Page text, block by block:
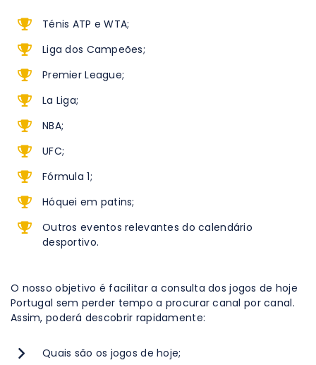
Ténis ATP e WTA;
Liga dos Campeões;
Premier League;
La Liga;
NBA;
UFC;
Fórmula 1;
Hóquei em patins;
Outros eventos relevantes do calendário
desportivo.
O nosso objetivo é facilitar a consulta dos jogos de hoje
Portugal sem perder tempo a procurar canal por canal.
Assim, poderá descobrir rapidamente:
Quais são os jogos de hoje;